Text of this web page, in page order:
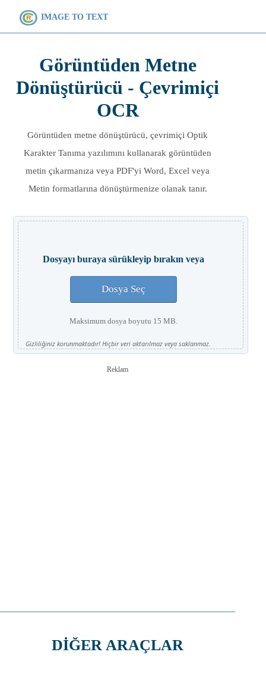
IMAGE TO TEXT
Görüntüden Metne
Dönüştürücü - Çevrimiçi
OCR
Görüntüden metne dönüştürücü, çevrimiçi Optik
Karakter Tanıma yazılımını kullanarak görüntüden
metin çıkarmanıza veya PDF'yi Word, Excel veya
Metin formatlarına dönüştürmenize olanak tanır.
Dosyayı buraya sürükleyip bırakın veya
Dosya Seç
Maksimum dosya boyutu 15 MB.
Gizliliğiniz korunmaktadır! Hiçbir veri aktarılmaz veya saklanmaz.
Reklam
DİĞER ARAÇLAR